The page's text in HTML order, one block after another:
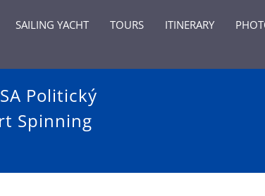
SAILING YACHT TOURS ITINERARY
Politický
Spinning